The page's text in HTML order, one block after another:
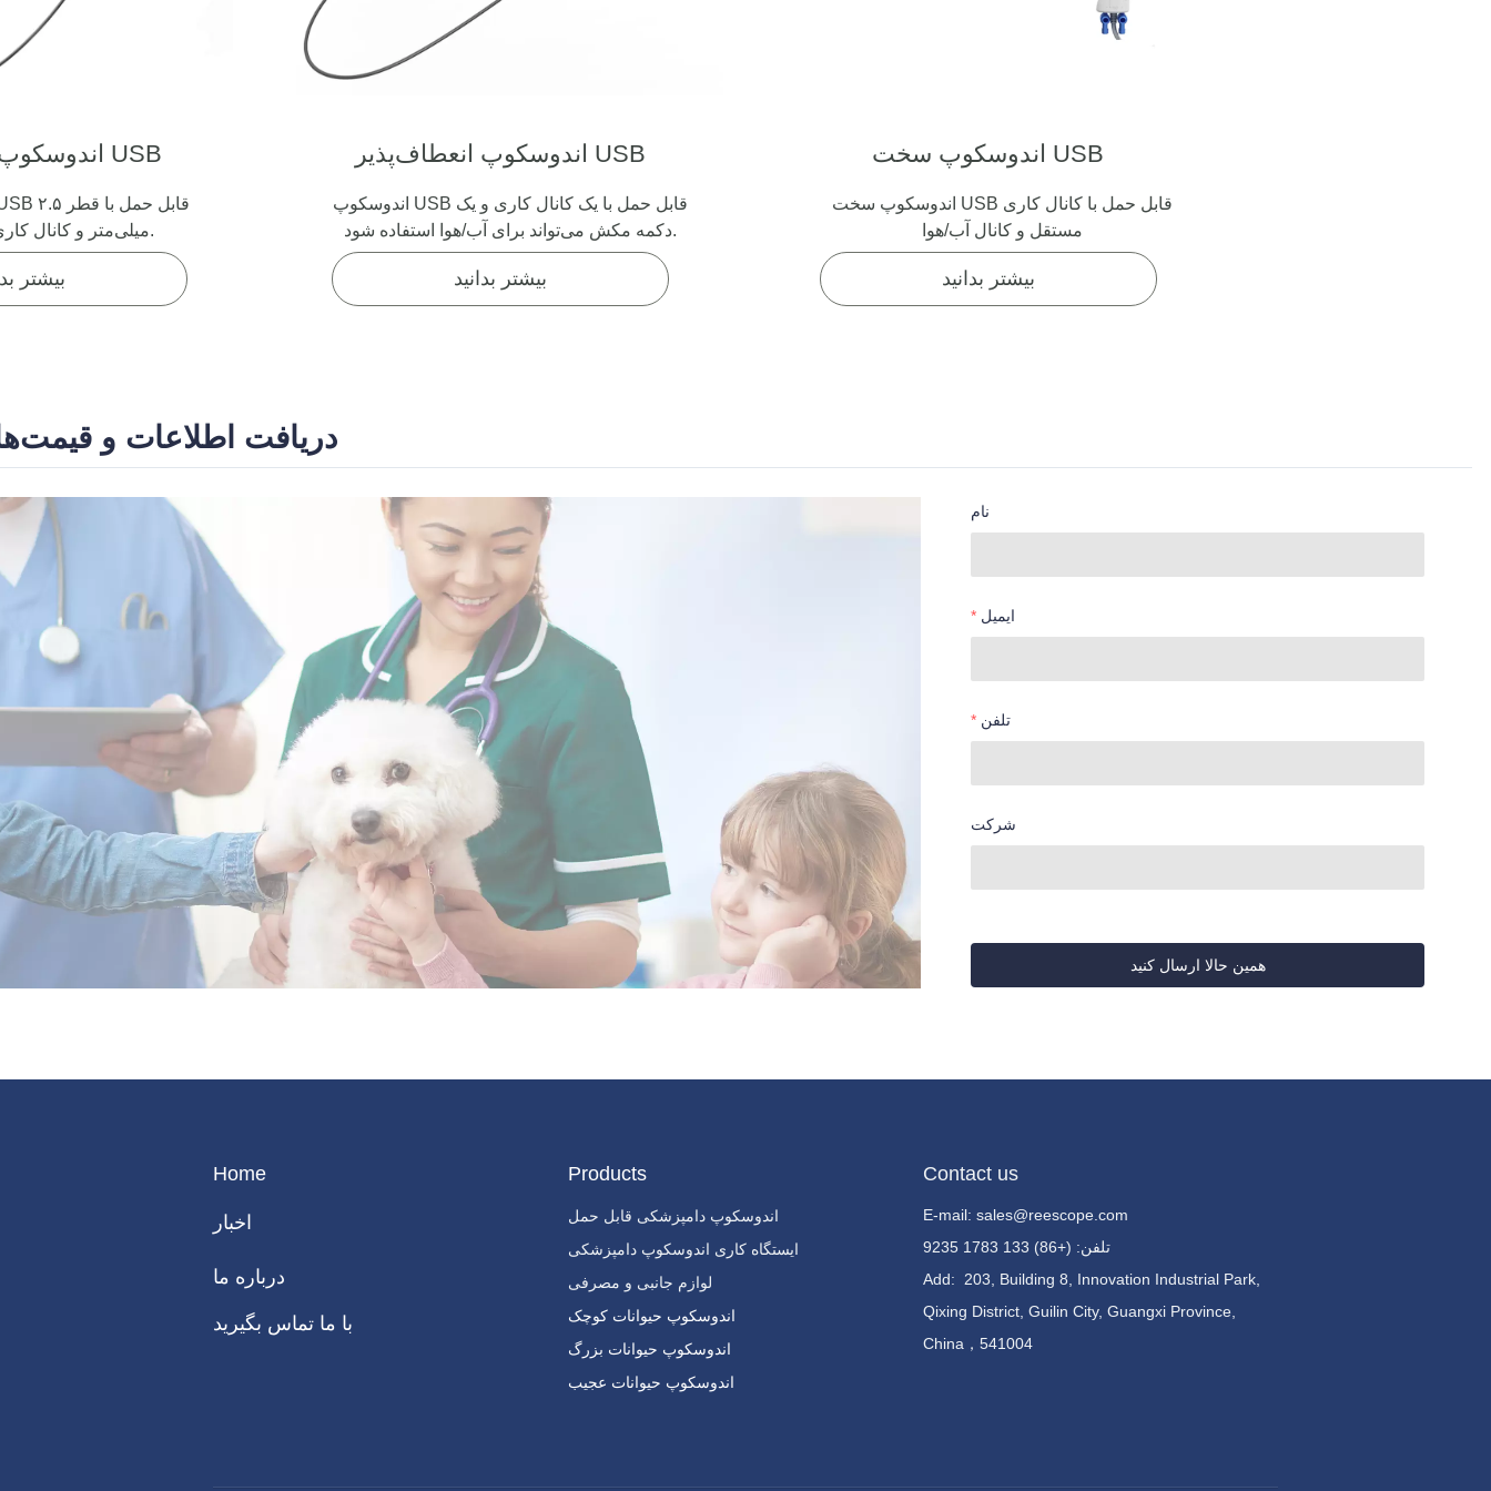
اندوسکوپ انعطاف‌پذیر USB
میلی‌متر و کانال کاری ۱.۲ میلی‌متر.
بیشتر
اندوسکوپ انعطاف‌پذیر USB
بیشتر بدانید
اندوسکوپ USB قابل حمل با یک کانال کاری و یک
دکمه مکش می‌تواند برای آب/هوا استفاده شود.
بیشتر بدانید
اندوسکوپ سخت USB
اندوسکوپ سخت USB قابل حمل با کانال کاری
مستقل و کانال آب/هوا
دریافت اطلاعات و
نام
ایمیل
تلفن
شرکت
همین حالا ارسال کنید
Home
اخبار
درباره ما
با ما تماس بگیرید
Products
اندوسکوپ دامپزشکی قابل حمل
ایستگاه کاری اندوسکوپ دامپزشکی
لوازم جانبی و مصرفی
اندوسکوپ حیوانات کوچک
اندوسکوپ حیوانات بزرگ
اندوسکوپ حیوانات عجیب
Contact us
E-mail: sales@reescope.com
تلفن: (+86) 133 1783 9235
Add: 203, Building 8, Innovation Industrial Park,
Qixing District, Guilin City, Guangxi Province,
China，541004